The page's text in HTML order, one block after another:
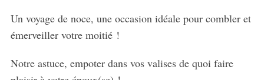
Un voyage de noce, une occasion idéale pour combler et
émerveiller votre moitié !
Notre astuce, empoter dans vos valises de quoi faire